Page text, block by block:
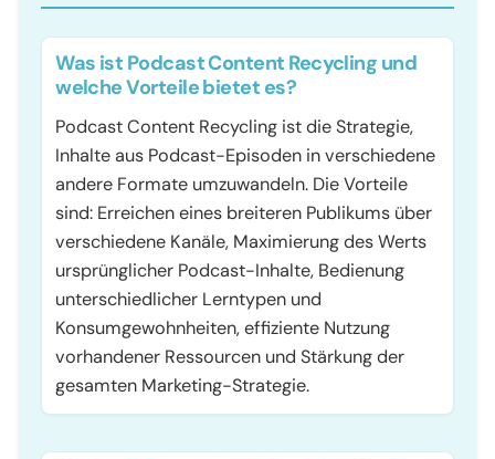
Was ist Podcast Content Recycling und
welche Vorteile bietet es?
Podcast Content Recycling ist die Strategie,
Inhalte aus Podcast-Episoden in verschiedene
andere Formate umzuwandeln. Die Vorteile
sind: Erreichen eines breiteren Publikums über
verschiedene Kanäle, Maximierung des Werts
ursprünglicher Podcast-Inhalte, Bedienung
unterschiedlicher Lerntypen und
Konsumgewohnheiten, effiziente Nutzung
vorhandener Ressourcen und Stärkung der
gesamten Marketing-Strategie.